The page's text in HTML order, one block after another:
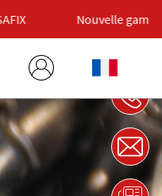
Nouvelle gamme